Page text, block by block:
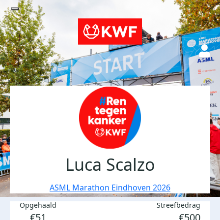
Luca Scalzo
ASML Marathon Eindhoven 2026
Opgehaald
€51
Streefbedrag
€500